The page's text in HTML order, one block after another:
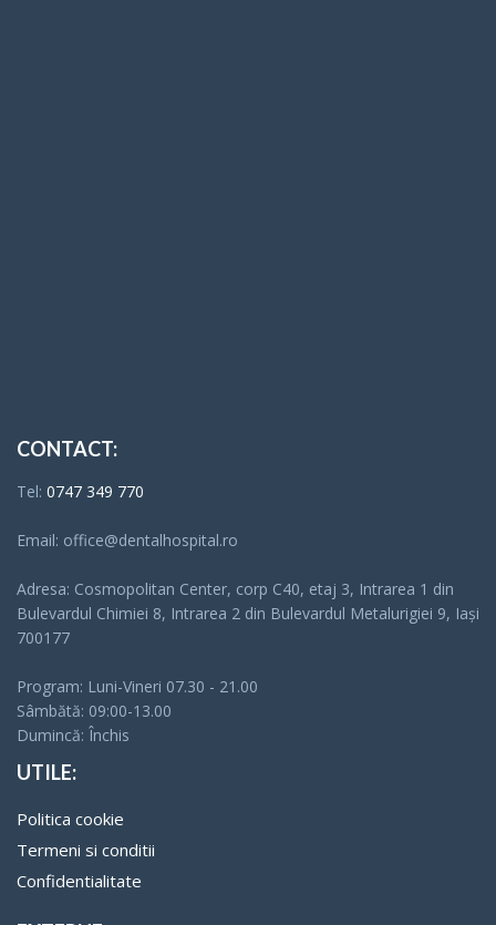
CONTACT:
Tel: 0747 349 770
Email: office@dentalhospital.ro
Adresa: Cosmopolitan Center, corp C40, etaj 3, Intrarea 1 din
Bulevardul Chimiei 8, Intrarea 2 din Bulevardul Metalurigiei 9, Iași
700177
Program: Luni-Vineri 07.30 - 21.00
Sâmbătă: 09:00-13.00
Dumincă: Închis
UTILE:
Politica cookie
Termeni si conditii
Confidentialitate